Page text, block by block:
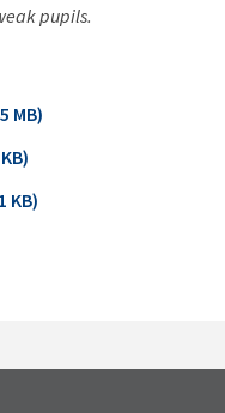
pupils.
MB)
KB)